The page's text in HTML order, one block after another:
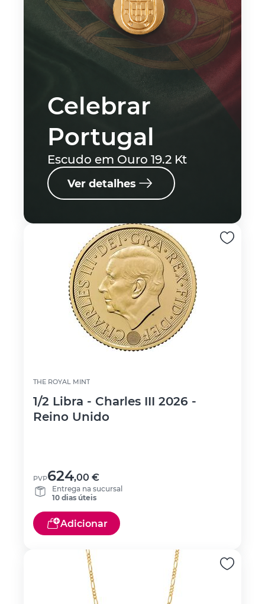
Celebrar
Portugal
Escudo em Ouro 19.2 Kt
Ver detalhes
THE ROYAL MINT
1/2 Libra - Charles III 2026 -
Reino Unido
PVP624,00 €
Entrega na sucursal
10 dias úteis
Adicionar